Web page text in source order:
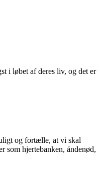
i løbet af deres liv, og det er
og fortælle, at vi skal
som hjertebanken, åndenød,